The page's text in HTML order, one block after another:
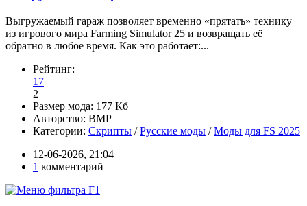
Выгружаемый гараж позволяет временно «прятать» технику
из игрового мира Farming Simulator 25 и возвращать её
обратно в любое время. Как это работает:...
Рейтинг:
17
2
Размер мода: 177 Кб
Авторство: BMP
Категории: Скрипты /Русские моды /Моды для FS 2025
12-06-2026, 21:04
1 комментарий